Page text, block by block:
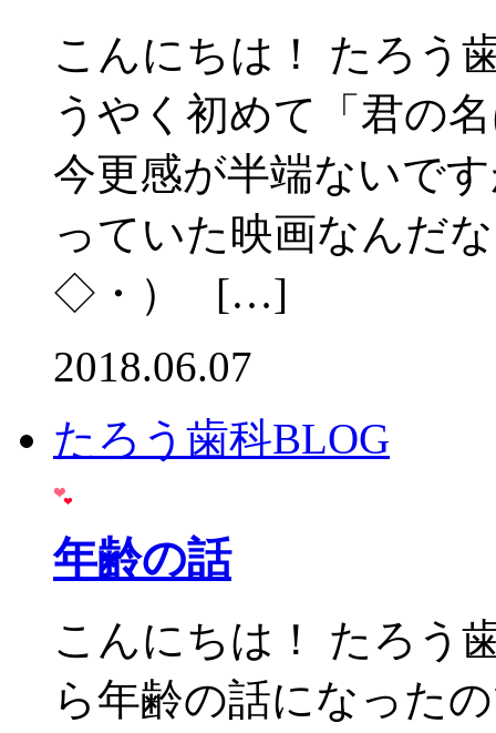
こんにちは！ たろう
うやく初めて「君の
今更感が半端ないで
っていた映画なんだ
◇・） […]
2018.06.07
たろう歯科BLOG
年齢の話
こんにちは！ たろう
ら年齢の話になった